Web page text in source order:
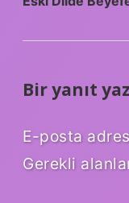
Bir yanıt
E-posta
Gerekli